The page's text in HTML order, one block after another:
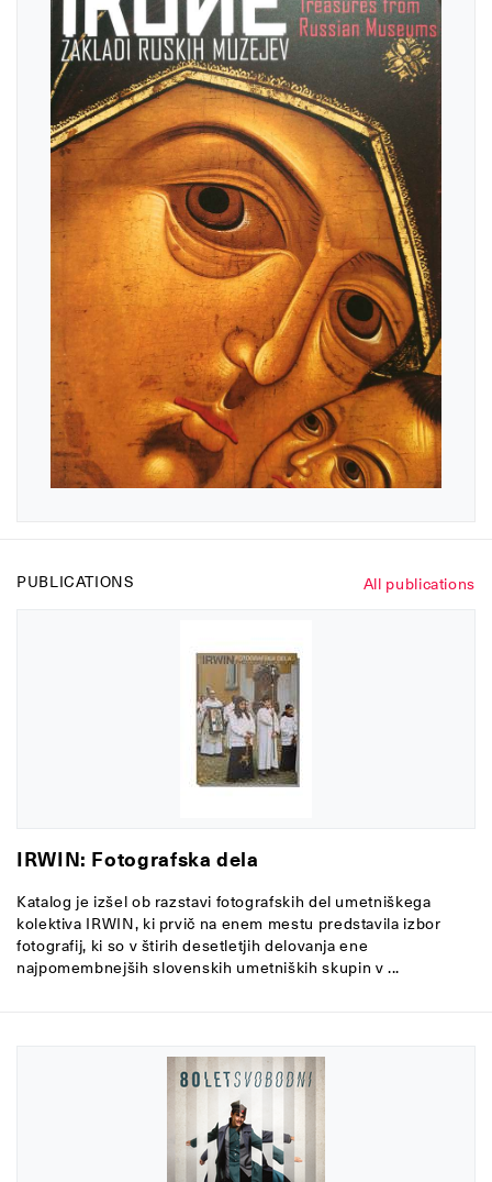
All publications
PUBLICATIONS
IRWIN: Fotografska dela
Katalog je izšel ob razstavi fotografskih del umetniškega
kolektiva IRWIN, ki prvič na enem mestu predstavila izbor
fotografij, ki so v štirih desetletjih delovanja ene
najpomembnejših slovenskih umetniških skupin v ...